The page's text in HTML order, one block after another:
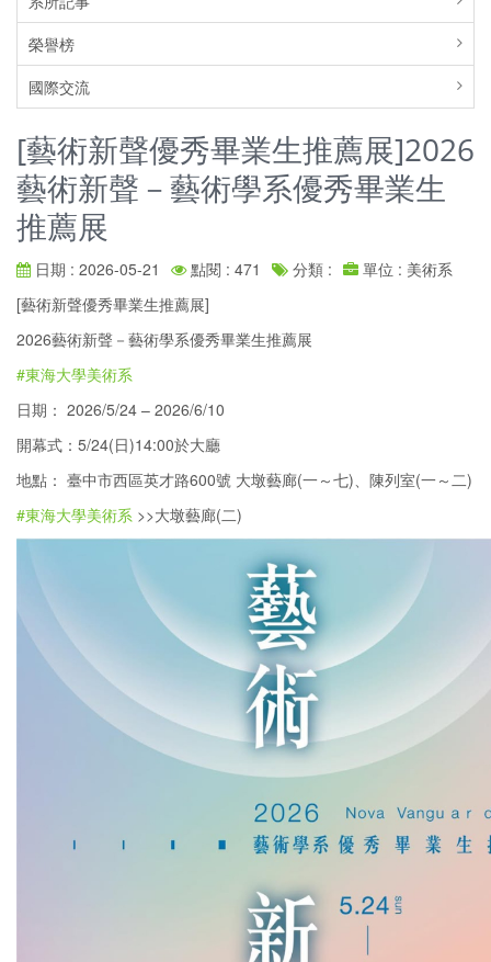
榮譽榜
國際交流
[藝術新聲優秀畢業生推薦展]2026
藝術新聲－藝術學系優秀畢業生
推薦展
日期 : 2026-05-21 點閱 : 471 分類 :
單位 : 美術系
[藝術新聲優秀畢業生推薦展]
2026藝術新聲－藝術學系優秀畢業生推薦展
#東海大學美術系
日期： 2026/5/24 – 2026/6/10
開幕式：5/24(日)14:00於大廳
地點： 臺中市西區英才路600號 大墩藝廊(一～七)、陳列室(一～二)
#東海大學美術系 >>大墩藝廊(二)